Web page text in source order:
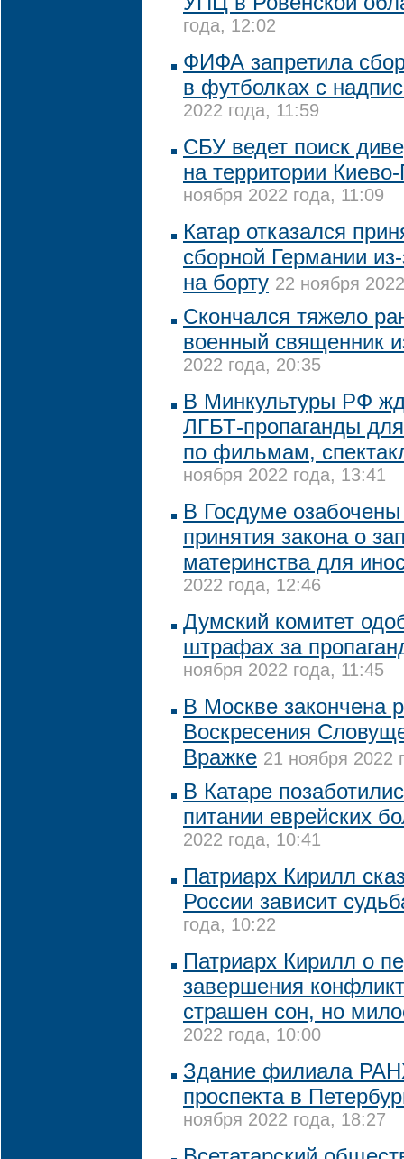
года, 12:02
ФИФА запретила
в футболках с
2022 года, 11:59
СБУ ведет поиск
на территории
ноября 2022 года, 11:09
Катар отказался
сборной Германии
на борту 22 ноября
Скончался тяжело
военный священник
2022 года, 20:35
В Минкультуры РФ
ЛГБТ-пропаганды
по фильмам,
ноября 2022 года, 13:41
В Госдуме озабочены
принятия закона о
материнства для
2022 года, 12:46
Думский комитет
штрафах за
ноября 2022 года, 11:45
В Москве закончена
Воскресения
Вражке 21 ноября 2022
В Катаре
питании еврейских
2022 года, 10:41
Патриарх Кирилл
России зависит
года, 10:22
Патриарх Кирилл о
завершения
страшен сон, но
2022 года, 10:00
Здание филиала
проспекта в
ноября 2022 года, 18:27